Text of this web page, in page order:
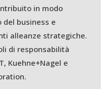
in modo
business e
alleanze strategiche.
di responsabilità
Kuehne+Nagel e